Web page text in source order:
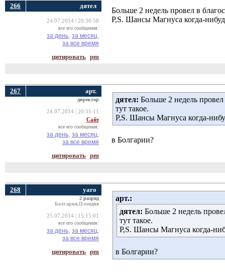
266 дятел
24.07.2014 | 20:30:58
все его сообщения:
за день, за месяц,
за все время
цитировать pm
Больше 2 недель провел в
P,S. Шансы Магнуса когда-
267 арт.
директор
24.07.2014 | 20:35:11
Сайт
все его сообщения:
за день, за месяц,
за все время
цитировать pm
дятел: Больше 2 недель
тут такое.
P,S. Шансы Магнуса когда-
в Болгарии?
268 yaro
2 разряд
Болгария,Пловдив
25.07.2014 | 15:15:01
все его сообщения:
за день, за месяц,
за все время
цитировать pm
арт.:
дятел: Больше 2 недель
тут такое.
P,S. Шансы Магнуса когда-
в Болгарии?